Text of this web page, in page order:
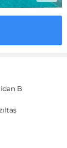
B
6 kişi
ve havuz